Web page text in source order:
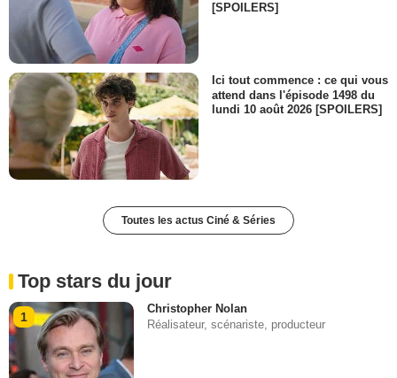
[SPOILERS]
Ici tout commence : ce qui vous
attend dans l'épisode 1498 du
lundi 10 août 2026 [SPOILERS]
Toutes les actus Ciné & Séries
Top stars du jour
1
Christopher Nolan
Réalisateur, scénariste, producteur